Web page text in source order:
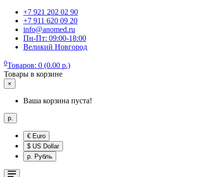
+7 921 202 02 90
+7 911 620 09 20
info@anomed.ru
Пн-Пт: 09:00-18:00
Великий Новгород
0Товаров: 0 (0.00 р.)
Товары в корзине
×
Ваша корзина пуста!
р.
€ Euro
$ US Dollar
р. Рубль